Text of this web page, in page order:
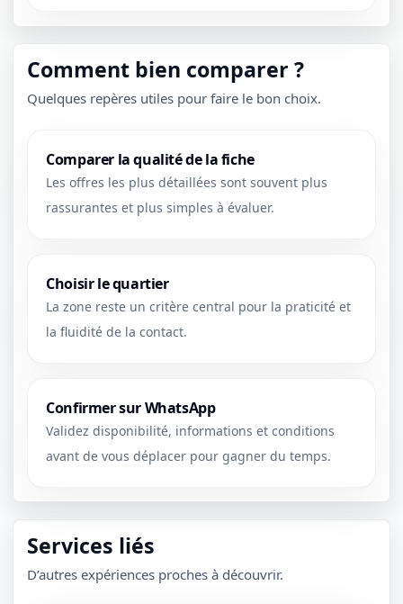
Comment bien comparer ?
Quelques repères utiles pour faire le bon choix.
Comparer la qualité de la fiche
Les offres les plus détaillées sont souvent plus
rassurantes et plus simples à évaluer.
Choisir le quartier
La zone reste un critère central pour la praticité et
la fluidité de la contact.
Confirmer sur WhatsApp
Validez disponibilité, informations et conditions
avant de vous déplacer pour gagner du temps.
Services liés
D’autres expériences proches à découvrir.
＋⛶↓✕